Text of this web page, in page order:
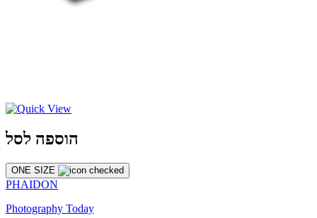
הוספה לסל
ONE SIZE
PHAIDON
Photography Today